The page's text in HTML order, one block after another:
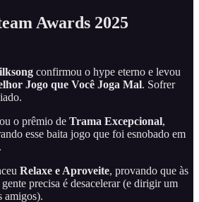
Awards 2025
confirmou o hype eterno e levou
Jogo que Você Joga Mal. Sofrer
o prêmio de Trama Excepcional,
esse baita jogo que foi esnobado em
Relaxe e Aproveite, provando que às
precisa é desacelerar (e dirigir um
amigos).